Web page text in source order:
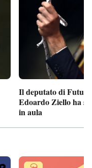
Il deputato di
Edoardo Ziello ha
in aula